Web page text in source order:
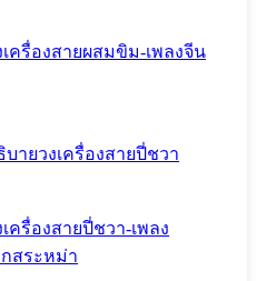
เครื่องสายผสมขิม-เพลงจีน
บายวงเครื่องสายปี่ชวา
เครื่องสายปี่ชวา-เพลง
สระหม่า